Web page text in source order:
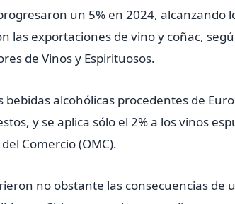
un 5% en 2024, alcanzando
las exportaciones de vino y coñac,
de Vinos y Espirituosos.
bebidas alcohólicas procedentes de
y se aplica sólo el 2% a los vinos
Comercio (OMC).
no obstante las consecuencias de